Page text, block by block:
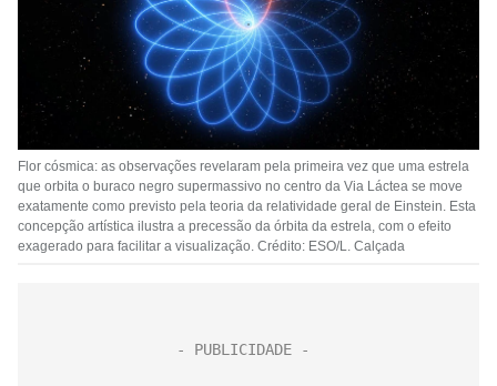
Flor cósmica: as observações revelaram pela primeira vez que uma estrela
que orbita o buraco negro supermassivo no centro da Via Láctea se move
exatamente como previsto pela teoria da relatividade geral de Einstein. Esta
concepção artística ilustra a precessão da órbita da estrela, com o efeito
exagerado para facilitar a visualização. Crédito: ESO/L. Calçada